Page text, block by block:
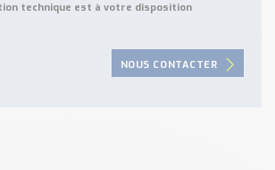
technique est à votre disposition
NOUS CONTACTER